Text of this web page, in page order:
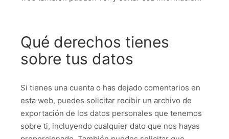
Qué derechos tienes
sobre tus datos
Si tienes una cuenta o has dejado comentarios en
esta web, puedes solicitar recibir un archivo de
exportación de los datos personales que tenemos
sobre ti, incluyendo cualquier dato que nos hayas